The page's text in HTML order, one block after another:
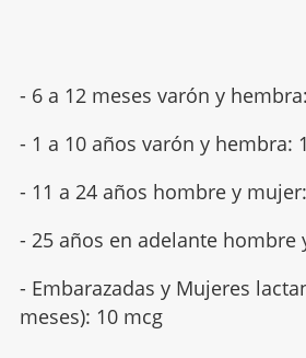
- 6 a 12 meses varón y
- 1 a 10 años varón y hembra:
- 11 a 24 años hombre y
- 25 años en adelante hombre
- Embarazadas y Mujeres
meses): 10 mcg